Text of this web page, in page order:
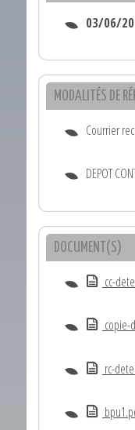
03/06/
MODALITÉS DE
Courrier
DEPOT
DOCUMENT(S)
cc-
copie-
rc-